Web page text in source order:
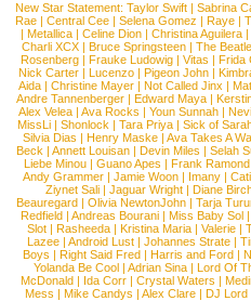
New Star Statement: Taylor Swift | Sabrina
Rae |Central Cee |Selena Gomez |Raye |
| Metallica | Celine Dion | Christina Aguilera |
Charli XCX |Bruce Springsteen |The
Rosenberg | Frauke Ludowig | Vitas | Frida
Nick Carter | Lucenzo | Pigeon John |
Aida |Christine Mayer |Not Called Jinx |
Andre Tannenberger | Edward Maya |
Alex Velea | Ava Rocks | Youn Sunnah |
MissLi | Shonlock | Tara Priya | Sick of
Silvia Dias |Henry Maske |Ava Takes A
Beck |Annett Louisan |Devin Miles |Selah
Liebe Minou |Guano Apes |Frank Ramond
Andy Grammer |Jamie Woon | Imany |
Ziynet Sali |Jaguar Wright |Diane
Beauregard |Olivia NewtonJohn |Tarja
Redfield | Andreas Bourani | Miss Baby Sol
Slot | Rasheeda | Kristina Maria | Valerie |
Lazee | Android Lust | Johannes Strate |
Boys | Right Said Fred | Harris and Ford |
Yolanda Be Cool |Adrian Sina |Lord Of
McDonald | Ida Corr |Crystal Waters |
Mess | Mike Candys | Alex Clare | DJ Lord